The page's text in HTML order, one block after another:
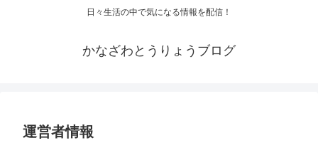
日々生活の中で気になる情報を配信！
かなざわとうりょうブログ
運営者情報